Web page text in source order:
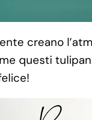
creano
questi